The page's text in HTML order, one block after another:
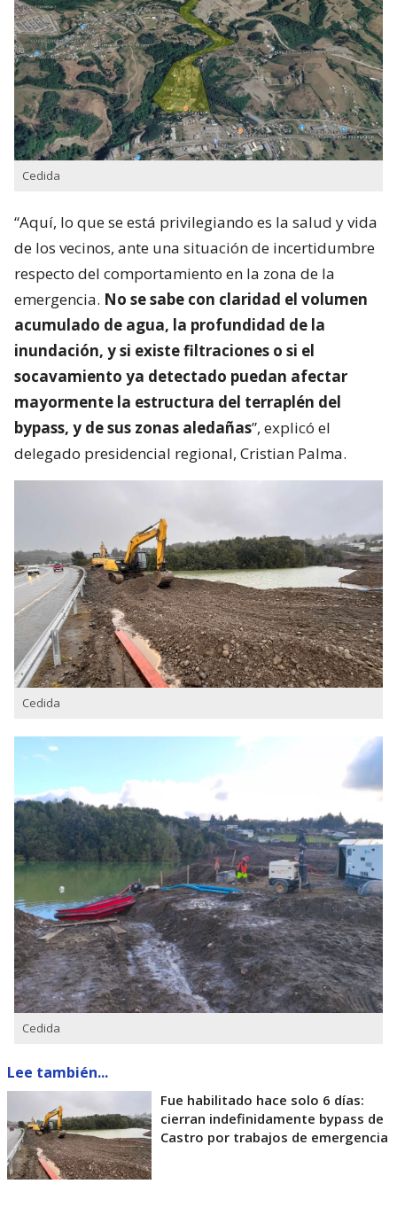
Cedida
“Aquí, lo que se está privilegiando es la salud y vida
de los vecinos, ante una situación de incertidumbre
respecto del comportamiento en la zona de la
emergencia. No se sabe con claridad el volumen
acumulado de agua, la profundidad de la
inundación, y si existe filtraciones o si el
socavamiento ya detectado puedan afectar
mayormente la estructura del terraplén del
bypass, y de sus zonas aledañas”, explicó el
delegado presidencial regional, Cristian Palma.
Cedida
Cedida
Lee también...
Fue habilitado hace solo 6 días:
cierran indefinidamente bypass de
Castro por trabajos de emergencia